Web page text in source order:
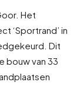
Het
‘Sportrand’ in
Dit
bouw van 33